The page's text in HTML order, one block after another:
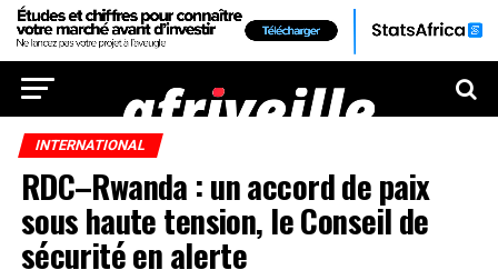
INTERNATIONAL
RDC–Rwanda : un accord de paix
sous haute tension, le Conseil de
sécurité en alerte